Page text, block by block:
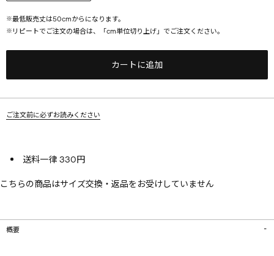
※最低販売丈は50cmからになります。
※ リピートでご注文の場合は、「cm単位切り上げ」でご注文ください。
カートに追加
ご注文前に必ずお読みください
送料一律 330円
こちらの商品はサイズ交換・返品をお受けしていません
概要